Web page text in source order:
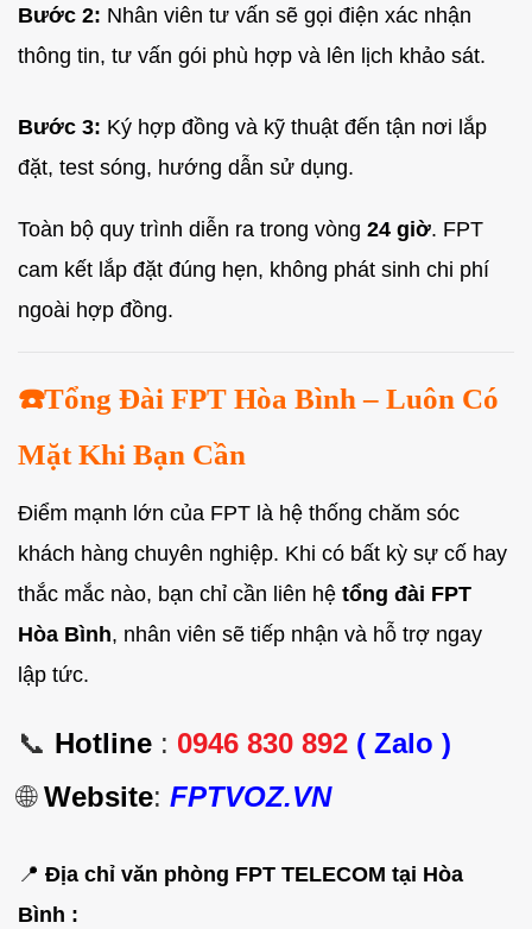
Bước 2: Nhân viên tư vấn sẽ gọi điện xác nhận
thông tin, tư vấn gói phù hợp và lên lịch khảo sát.
Bước 3: Ký hợp đồng và kỹ thuật đến tận nơi lắp
đặt, test sóng, hướng dẫn sử dụng.
Toàn bộ quy trình diễn ra trong vòng 24 giờ. FPT
cam kết lắp đặt đúng hẹn, không phát sinh chi phí
ngoài hợp đồng.
☎️Tổng Đài FPT Hòa Bình – Luôn Có
Mặt Khi Bạn Cần
Điểm mạnh lớn của FPT là hệ thống chăm sóc
khách hàng chuyên nghiệp. Khi có bất kỳ sự cố hay
thắc mắc nào, bạn chỉ cần liên hệ tổng đài FPT
Hòa Bình, nhân viên sẽ tiếp nhận và hỗ trợ ngay
lập tức.
📞 Hotline : 0946 830 892 ( Zalo )
🌐Website: FPTVOZ.VN
📍 Địa chỉ văn phòng FPT TELECOM tại Hòa
Bình :